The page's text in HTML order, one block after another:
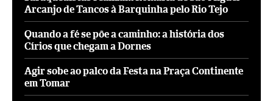
Arcanjo de Tancos à Barquinha pelo Rio Tejo
Quando a fé se põe a caminho: a história dos
Círios que chegam a Dornes
Agir sobe ao palco da Festa na Praça Continente
em Tomar